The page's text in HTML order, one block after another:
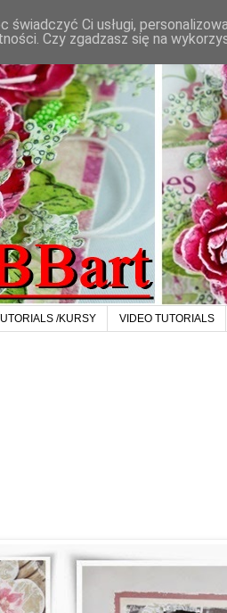
/KURSY VIDEO TUTORIALS
Ci usługi,
Czy zgadzasz się na